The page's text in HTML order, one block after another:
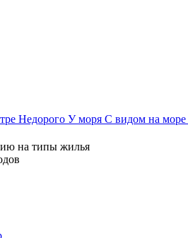
Недорого У моря С видом на море
на типы жилья